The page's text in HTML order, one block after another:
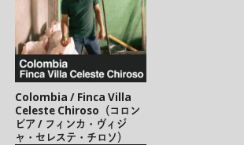
Colombia / Finca Villa
Celeste Chiroso（コロン
ビア / フィンカ・ヴィジ
ャ・セレステ・チロソ）